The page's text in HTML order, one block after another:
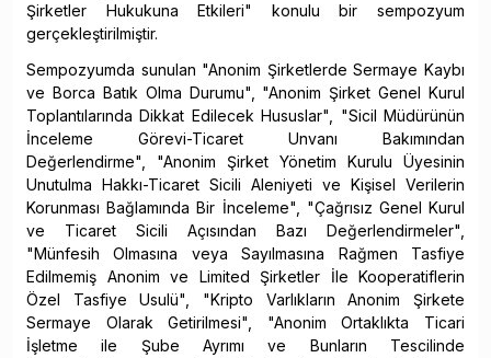
Şirketler Hukukuna Etkileri" konulu bir sempozyum
gerçekleştirilmiştir.
Sempozyumda sunulan "Anonim Şirketlerde Sermaye Kaybı
ve Borca Batık Olma Durumu", "Anonim Şirket Genel Kurul
Toplantılarında Dikkat Edilecek Hususlar", "Sicil Müdürünün
İnceleme Görevi-Ticaret Unvanı Bakımından
Değerlendirme", "Anonim Şirket Yönetim Kurulu Üyesinin
Unutulma Hakkı-Ticaret Sicili Aleniyeti ve Kişisel Verilerin
Korunması Bağlamında Bir İnceleme", "Çağrısız Genel Kurul
ve Ticaret Sicili Açısından Bazı Değerlendirmeler",
"Münfesih Olmasına veya Sayılmasına Rağmen Tasfiye
Edilmemiş Anonim ve Limited Şirketler İle Kooperatiflerin
Özel Tasfiye Usulü", "Kripto Varlıkların Anonim Şirkete
Sermaye Olarak Getirilmesi", "Anonim Ortaklıkta Ticari
İşletme ile Şube Ayrımı ve Bunların Tescilinde